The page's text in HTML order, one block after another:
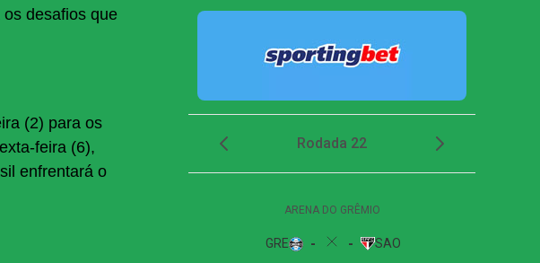
desafios que
(2) para os
feira (6),
enfrentará o